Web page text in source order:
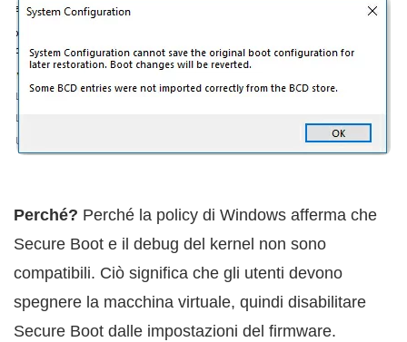
Perché? Perché la policy di Windows afferma che
Secure Boot e il debug del kernel non sono
compatibili. Ciò significa che gli utenti devono
spegnere la macchina virtuale, quindi disabilitare
Secure Boot dalle impostazioni del firmware.